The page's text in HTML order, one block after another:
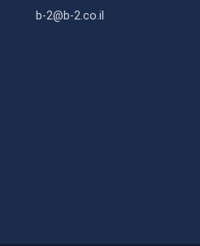
b-2@b-2.co.il